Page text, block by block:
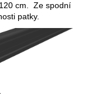
cm. Ze spodní
patky.